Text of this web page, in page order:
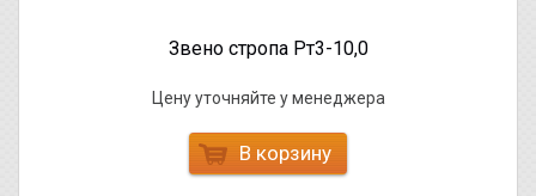
Звено стропа Рт3-10,0
Цену уточняйте у менеджера
В корзину